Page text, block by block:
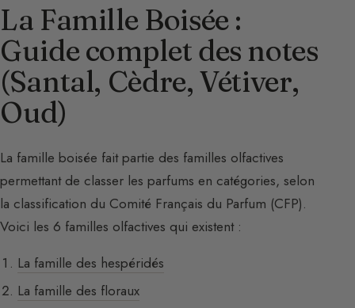
La Famille Boisée :
Guide complet des notes
(Santal, Cèdre, Vétiver,
Oud)
La famille boisée fait partie des familles olfactives
permettant de classer les parfums en catégories, selon
la classification du Comité Français du Parfum (CFP).
Voici les 6 familles olfactives qui existent :
La famille des hespéridés
La famille des floraux